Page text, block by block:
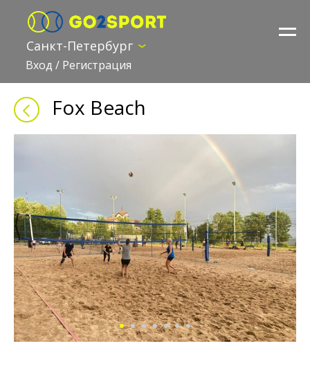
Санкт-Петербург
Вход / Регистрация
Fox Beach